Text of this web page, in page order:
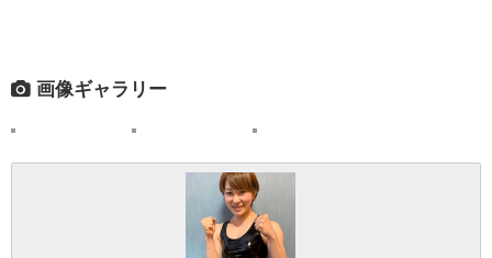
画像ギャラリー